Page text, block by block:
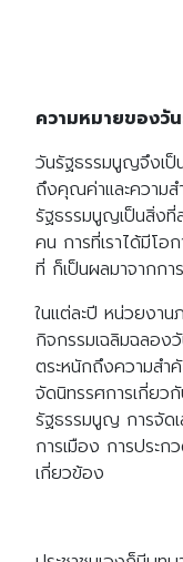
ความหมายของวั
วันรัฐธรรมนูญจึงเ
ถึงคุณค่าและความ
รัฐธรรมนูญเป็นสิ่งที่
คน การที่เราได้มีโอ
ที่ ก็เป็นผลมาจากก
ในแต่ละปี หน่วยงาน
กิจกรรมเฉลิมฉลอง
ตระหนักถึงความส
จัดนิทรรศการเกี่ยว
รัฐธรรมนูญ การจัดเ
การเมือง การประ
เกี่ยวข้อง